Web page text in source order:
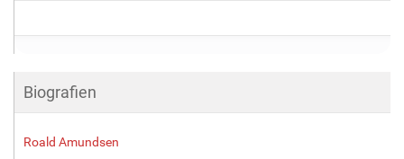
Biografien
Roald Amundsen